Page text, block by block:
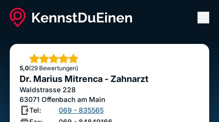
Dr. Marius Mitrenca - Zahnarzt
Bewertung abgeben
5,0
Sterne
(29 Bewertungen)
Dr. Marius Mitrenca - Zahnarzt
Waldstrasse 228
63071 Offenbach am Main
Tel:
069 - 835565